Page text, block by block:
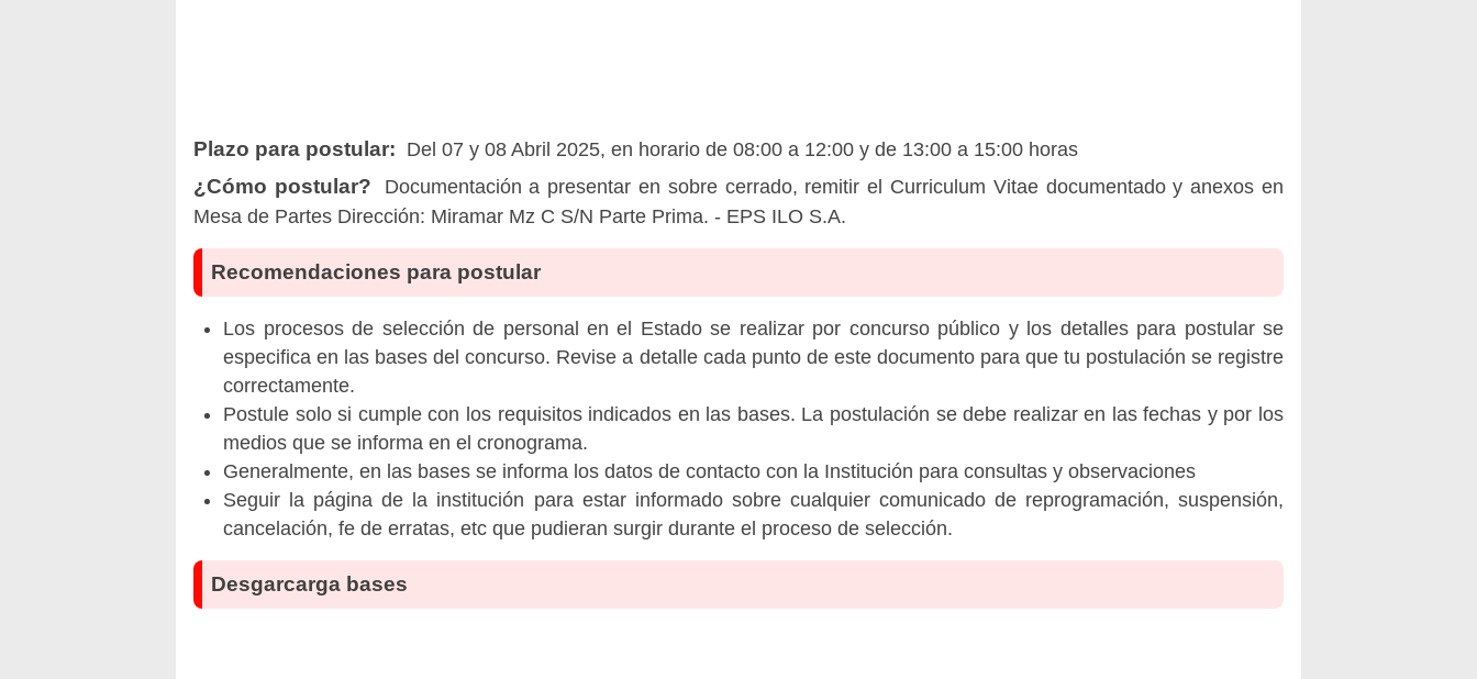
Plazo para postular: Del 07 y 08 Abril 2025, en horario de 08:00 a 12:00 y de 13:00 a 15:00 horas
¿Cómo postular?
Documentación a presentar en sobre cerrado, remitir el Curriculum Vitae documentado y anexos en
Mesa de Partes Dirección: Miramar Mz C S/N Parte Prima. - EPS ILO S.A.
Recomendaciones para postular
Los procesos de selección de personal en el Estado se realizar por concurso público y los detalles para postular se
especifica en las bases del concurso. Revise a detalle cada punto de este documento para que tu postulación se registre
correctamente.
Postule solo si cumple con los requisitos indicados en las bases. La postulación se debe realizar en las fechas y por los
medios que se informa en el cronograma.
Generalmente, en las bases se informa los datos de contacto con la Institución para consultas y observaciones
Seguir la página de la institución para estar informado sobre cualquier comunicado de reprogramación, suspensión,
cancelación, fe de erratas, etc que pudieran surgir durante el proceso de selección.
Desgarcarga bases